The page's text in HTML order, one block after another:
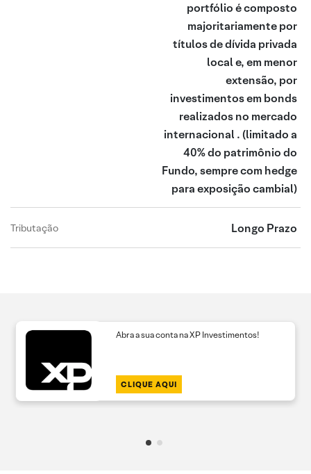
portfólio é composto
majoritariamente por
títulos de dívida privada
local e, em menor
extensão, por
investimentos em bonds
realizados no mercado
internacional . (limitado a
40% do patrimônio do
Fundo, sempre com hedge
para exposição cambial)
Tributação Longo Prazo
Abra a sua conta na XP Investimentos!
CLIQUE AQUI